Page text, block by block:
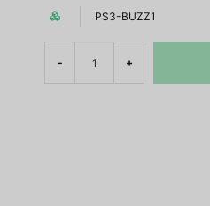
PS3-BUZZ1
- +